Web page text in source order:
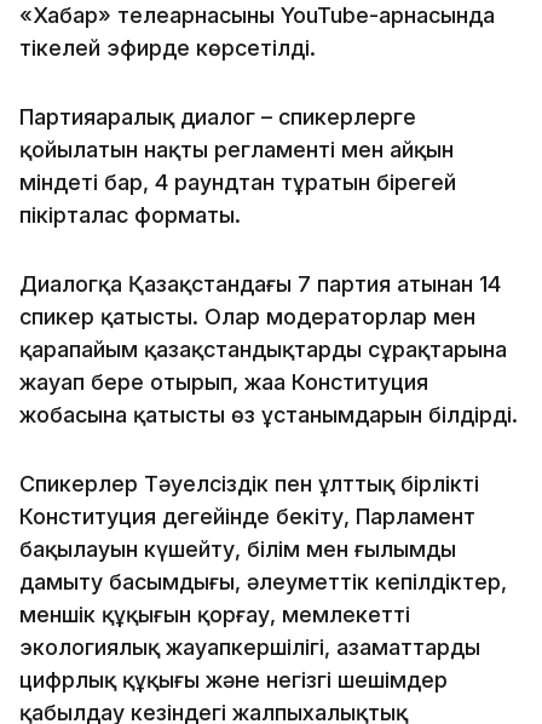
«Хабар» телеарнасының YouTube-арнасында
тікелей эфирде көрсетілді.
Партияаралық диалог – спикерлерге
қойылатын нақты регламенті мен айқын
міндеті бар, 4 раундтан тұратын бірегей
пікірталас форматы.
Диалогқа Қазақстандағы 7 партия атынан 14
спикер қатысты. Олар модераторлар мен
қарапайым қазақстандықтардың сұрақтарына
жауап бере отырып, жаңа Конституция
жобасына қатысты өз ұстанымдарын білдірді.
Спикерлер Тәуелсіздік пен ұлттық бірлікті
Конституция деңгейінде бекіту, Парламент
бақылауын күшейту, білім мен ғылымды
дамыту басымдығы, әлеуметтік кепілдіктер,
меншік құқығын қорғау, мемлекеттің
экологиялық жауапкершілігі, азаматтардың
цифрлық құқығы және негізгі шешімдер
қабылдау кезіндегі жалпыхалықтық